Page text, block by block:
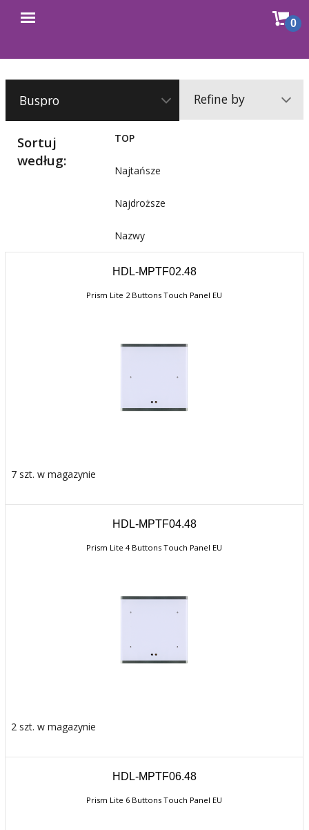
menu
0
Refine by
Sortuj
według:
TOP
Najtańsze
Najdroższe
Nazwy
HDL-MPTF02.48
Prism Lite 2 Buttons Touch Panel EU
7 szt. w magazynie
HDL-MPTF04.48
Prism Lite 4 Buttons Touch Panel EU
2 szt. w magazynie
HDL-MPTF06.48
Prism Lite 6 Buttons Touch Panel EU